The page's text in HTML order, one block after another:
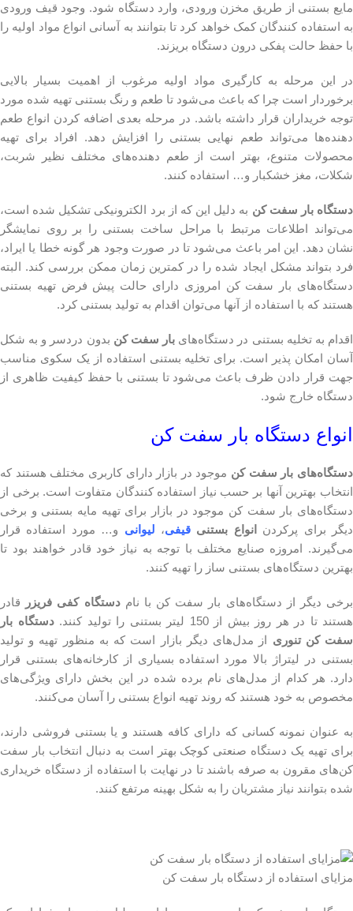
مایع بستنی از طریق مخزن ورودی، وارد دستگاه شود. وجود قیف ورودی
به استفاده کنندگان کمک خواهد کرد تا بتوانند به آسانی انواع مواد اولیه را
با حفظ حالت پفکی درون دستگاه بریزند.
در این مرحله به کارگیری مواد اولیه مرغوب از اهمیت بسیار بالایی
برخوردار است چرا که باعث می‌شود تا طعم و رنگ بستنی تهیه شده مورد
توجه خریداران قرار داشته باشد. در مرحله بعدی اضافه کردن انواع طعم‌
دهنده‌ها می‌تواند طعم نهایی بستنی را افزایش دهد. افراد برای تهیه
محصولات متنوع، بهتر است از طعم دهنده‌های مختلف نظیر شربت،
شکلات، مغز خشکبار و… استفاده کنند.
دستگاه بار سفت کن به دلیل این که از برد الکترونیکی تشکیل شده است،
می‌تواند اطلاعات مرتبط با مراحل ساخت بستنی را بر روی نمایشگر
نشان دهد. این امر باعث می‌شود تا در صورت وجود هر گونه خطا یا ایراد،
فرد بتواند مشکل ایجاد شده را در کمترین زمان ممکن بررسی کند. البته
دستگاه‌های بار سفت کن امروزی دارای حالت پیش فرض تهیه بستنی
هستند که با استفاده از آنها می‌توان اقدام به تولید بستنی کرد.
اقدام به تخلیه بستنی در دستگاه‌های بار سفت کن بدون دردسر و به شکل
آسان امکان پذیر است. برای تخلیه بستنی استفاده از یک سکوی مناسب
جهت قرار دادن ظرف باعث می‌شود تا بستنی با حفظ کیفیت ظاهری از
دستگاه خارج شود.
انواع دستگاه بار سفت کن
دستگاه‌های بار سفت کن موجود در بازار دارای کاربری مختلف هستند که
انتخاب بهترین آنها بر حسب نیاز استفاده کنندگان متفاوت است. برخی از
دستگاه‌های بار سفت کن موجود در بازار برای تهیه مایه بستنی و برخی
دیگر برای پرکردن
انواع بستنی قیفی، لیوانی و… مورد استفاده قرار
می‌گیرند. امروزه صنایع مختلف با توجه به نیاز خود قادر خواهند بود تا
بهترین دستگاه‌های بستنی ساز را تهیه کنند.
برخی دیگر از دستگاه‌های بار سفت کن با نامدستگاه کفی فریزر
قادر
هستند تا در هر روز بیش از 150 لیتر بستنی را تولید کنند.
دستگاه بار
سفت کن تنوری از مدل‌های دیگر بازار است که به منظور تهیه و تولید
بستنی در لیتراژ بالا مورد استفاده بسیاری از کارخانه‌های بستنی قرار
دارد. هر کدام از مدل‌های نام برده شده در این بخش دارای ویژگی‌های
مخصوص به خود هستند که روند تهیه انواع بستنی را آسان می‌کنند.
به عنوان نمونه کسانی که دارای کافه هستند و یا بستنی فروشی دارند،
برای تهیه یک دستگاه صنعتی کوچک بهتر است به دنبال انتخاب بار سفت
کن‌های مقرون به صرفه باشند تا در نهایت با استفاده از دستگاه خریداری
شده بتوانند نیاز مشتریان را به شکل بهینه مرتفع کنند.
مزایای استفاده از دستگاه بار سفت کن